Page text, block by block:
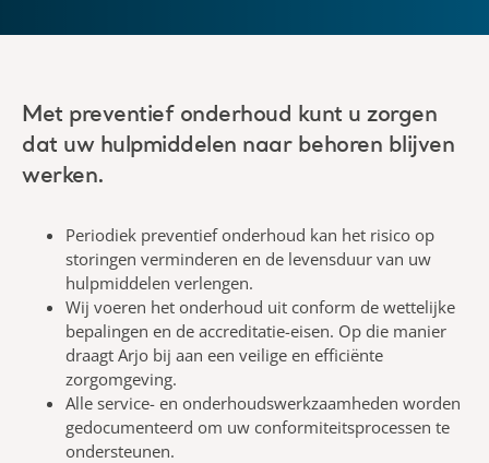
Met preventief onderhoud kunt u zorgen
dat uw hulpmiddelen naar behoren blijven
werken.
Periodiek preventief onderhoud kan het risico op
storingen verminderen en de levensduur van uw
hulpmiddelen verlengen.
Wij voeren het onderhoud uit conform de wettelijke
bepalingen en de accreditatie-eisen. Op die manier
draagt Arjo bij aan een veilige en efficiënte
zorgomgeving.
Alle service- en onderhoudswerkzaamheden worden
gedocumenteerd om uw conformiteitsprocessen te
ondersteunen.